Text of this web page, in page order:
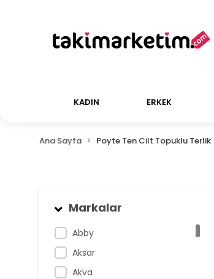
KADIN ERKEK
Ana Sayfa Poyte Ten Cilt Topuklu Terlik
Markalar
Abby
Aksar
Akva